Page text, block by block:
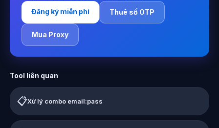
Đăng ký miễn phí
Thuê số OTP
Mua Proxy
Tool liên quan
📋Xử lý combo email:pass